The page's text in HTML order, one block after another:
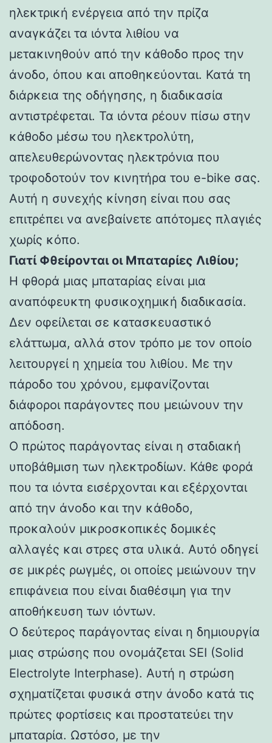
ηλεκτρική ενέργεια από την πρίζα
αναγκάζει τα ιόντα λιθίου να
μετακινηθούν από την κάθοδο προς την
άνοδο, όπου και αποθηκεύονται. Κατά τη
διάρκεια της οδήγησης, η διαδικασία
αντιστρέφεται. Τα ιόντα ρέουν πίσω στην
κάθοδο μέσω του ηλεκτρολύτη,
απελευθερώνοντας ηλεκτρόνια που
τροφοδοτούν τον κινητήρα του e-bike σας.
Αυτή η συνεχής κίνηση είναι που σας
επιτρέπει να ανεβαίνετε απότομες πλαγιές
χωρίς κόπο.
Γιατί Φθείρονται οι Μπαταρίες Λιθίου;
Η φθορά μιας μπαταρίας είναι μια
αναπόφευκτη φυσικοχημική διαδικασία.
Δεν οφείλεται σε κατασκευαστικό
ελάττωμα, αλλά στον τρόπο με τον οποίο
λειτουργεί η χημεία του λιθίου. Με την
πάροδο του χρόνου, εμφανίζονται
διάφοροι παράγοντες που μειώνουν την
απόδοση.
Ο πρώτος παράγοντας είναι η σταδιακή
υποβάθμιση των ηλεκτροδίων. Κάθε φορά
που τα ιόντα εισέρχονται και εξέρχονται
από την άνοδο και την κάθοδο,
προκαλούν μικροσκοπικές δομικές
αλλαγές και στρες στα υλικά. Αυτό οδηγεί
σε μικρές ρωγμές, οι οποίες μειώνουν την
επιφάνεια που είναι διαθέσιμη για την
αποθήκευση των ιόντων.
Ο δεύτερος παράγοντας είναι η δημιουργία
μιας στρώσης που ονομάζεται SEI (Solid
Electrolyte Interphase). Αυτή η στρώση
σχηματίζεται φυσικά στην άνοδο κατά τις
πρώτες φορτίσεις και προστατεύει την
μπαταρία. Ωστόσο, με την